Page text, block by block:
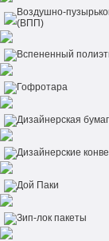
Воздушно-
(ВПП)
Вспененный
Гофротара
Дизайнерская
Дизайнерские
Дой Паки
Зип-лок пакеты